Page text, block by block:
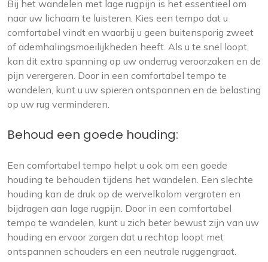
Bij het wandelen met lage rugpijn is het essentieel om
naar uw lichaam te luisteren. Kies een tempo dat u
comfortabel vindt en waarbij u geen buitensporig zweet
of ademhalingsmoeilijkheden heeft. Als u te snel loopt,
kan dit extra spanning op uw onderrug veroorzaken en de
pijn verergeren. Door in een comfortabel tempo te
wandelen, kunt u uw spieren ontspannen en de belasting
op uw rug verminderen.
Behoud een goede houding:
Een comfortabel tempo helpt u ook om een goede
houding te behouden tijdens het wandelen. Een slechte
houding kan de druk op de wervelkolom vergroten en
bijdragen aan lage rugpijn. Door in een comfortabel
tempo te wandelen, kunt u zich beter bewust zijn van uw
houding en ervoor zorgen dat u rechtop loopt met
ontspannen schouders en een neutrale ruggengraat.